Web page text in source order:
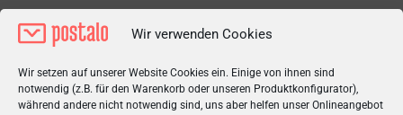
Wir verwenden Cookies
Wir setzen auf unserer Website Cookies ein. Einige von ihnen sind
notwendig (z.B. für den Warenkorb oder unseren Produktkonfigurator),
während andere nicht notwendig sind, uns aber helfen unser Onlineangebot